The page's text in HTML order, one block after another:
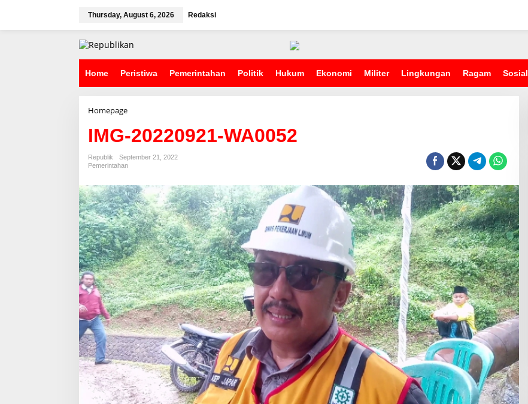
Thursday, August 6, 2026 Redaksi
Home Peristiwa Pemerintahan Politik Hukum Ekonomi Militer Lingkungan Ragam Sosial
Homepage
c
h
e
n
t
IMG-20220921-WA0052
Republik
September 21, 2022
Pemerintahan